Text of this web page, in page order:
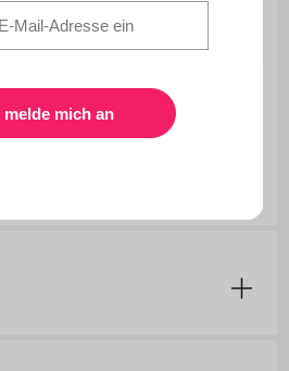
x 100 x 78 cm
x 72 cm